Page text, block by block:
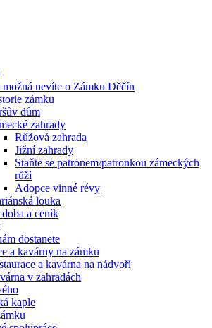
možná nevíte o Zámku Děčín
zámku
dům
zahrady
Růžová zahrada
Jižní zahrady
Staňte se patronem/patronkou zámeckých
růží
Adopce vinné révy
louka
a ceník
dostanete
a kavárny na zámku
a kavárna na nádvoří
v zahradách
kaple